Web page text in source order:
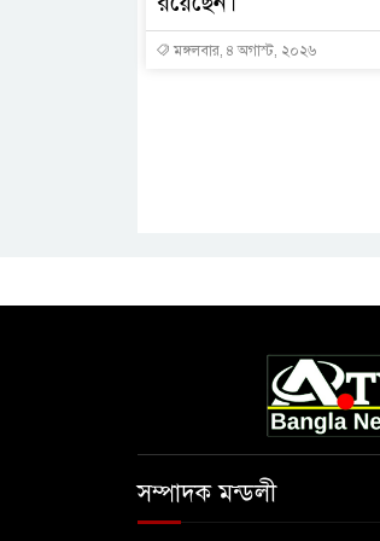
মঙ্গলবার, ৪ অগাস্ট, ২০২৬
সম্পাদক মন্ডলী